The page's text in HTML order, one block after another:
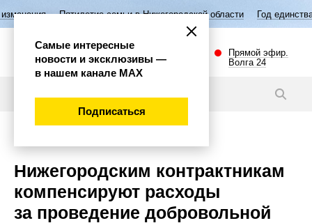
семьи в Нижегородской области Год единства народов России
Прямой эфир.
Волга 24
Нижегородским контрактникам
компенсируют расходы
за проведение добровольной
Самые интересные
новости и эксклюзивы —
в нашем канале МАХ
Подписаться